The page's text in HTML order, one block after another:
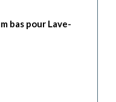
bas pour Lave-